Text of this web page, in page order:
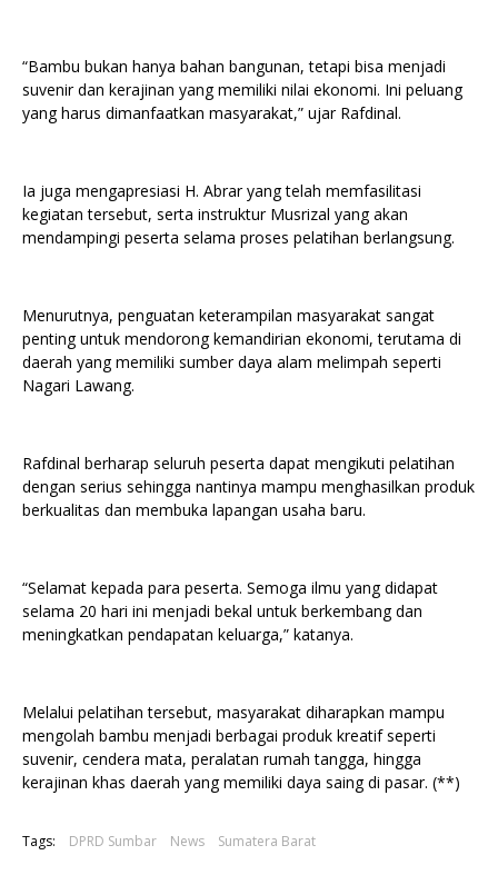
“Bambu bukan hanya bahan bangunan, tetapi bisa menjadi
suvenir dan kerajinan yang memiliki nilai ekonomi. Ini peluang
yang harus dimanfaatkan masyarakat,” ujar Rafdinal.
Ia juga mengapresiasi H. Abrar yang telah memfasilitasi
kegiatan tersebut, serta instruktur Musrizal yang akan
mendampingi peserta selama proses pelatihan berlangsung.
Menurutnya, penguatan keterampilan masyarakat sangat
penting untuk mendorong kemandirian ekonomi, terutama di
daerah yang memiliki sumber daya alam melimpah seperti
Nagari Lawang.
Rafdinal berharap seluruh peserta dapat mengikuti pelatihan
dengan serius sehingga nantinya mampu menghasilkan produk
berkualitas dan membuka lapangan usaha baru.
“Selamat kepada para peserta. Semoga ilmu yang didapat
selama 20 hari ini menjadi bekal untuk berkembang dan
meningkatkan pendapatan keluarga,” katanya.
Melalui pelatihan tersebut, masyarakat diharapkan mampu
mengolah bambu menjadi berbagai produk kreatif seperti
suvenir, cendera mata, peralatan rumah tangga, hingga
kerajinan khas daerah yang memiliki daya saing di pasar. (**)
Tags: DPRD Sumbar News Sumatera Barat